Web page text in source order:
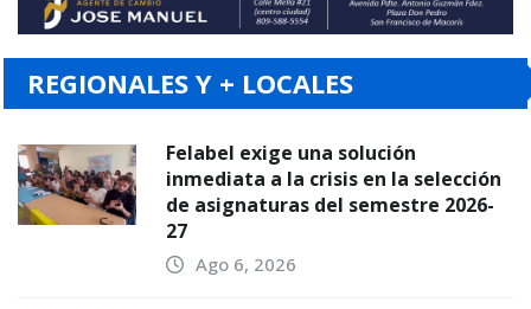
REGIONALES Y + LOCALES
Felabel exige una solución
inmediata a la crisis en la selección
de asignaturas del semestre 2026-
27
Ago 6, 2026